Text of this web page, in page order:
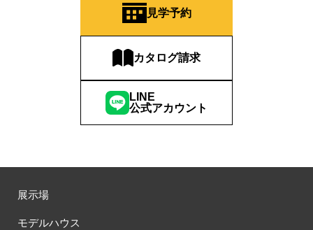
見学予約
カタログ請求
LINE
公式アカウント
展示場
モデルハウス